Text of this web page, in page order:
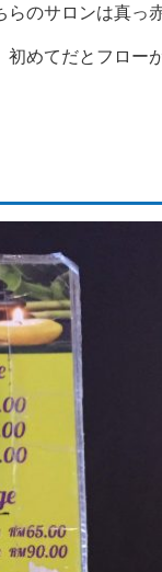
のサロンは真っ
めてだとフロー